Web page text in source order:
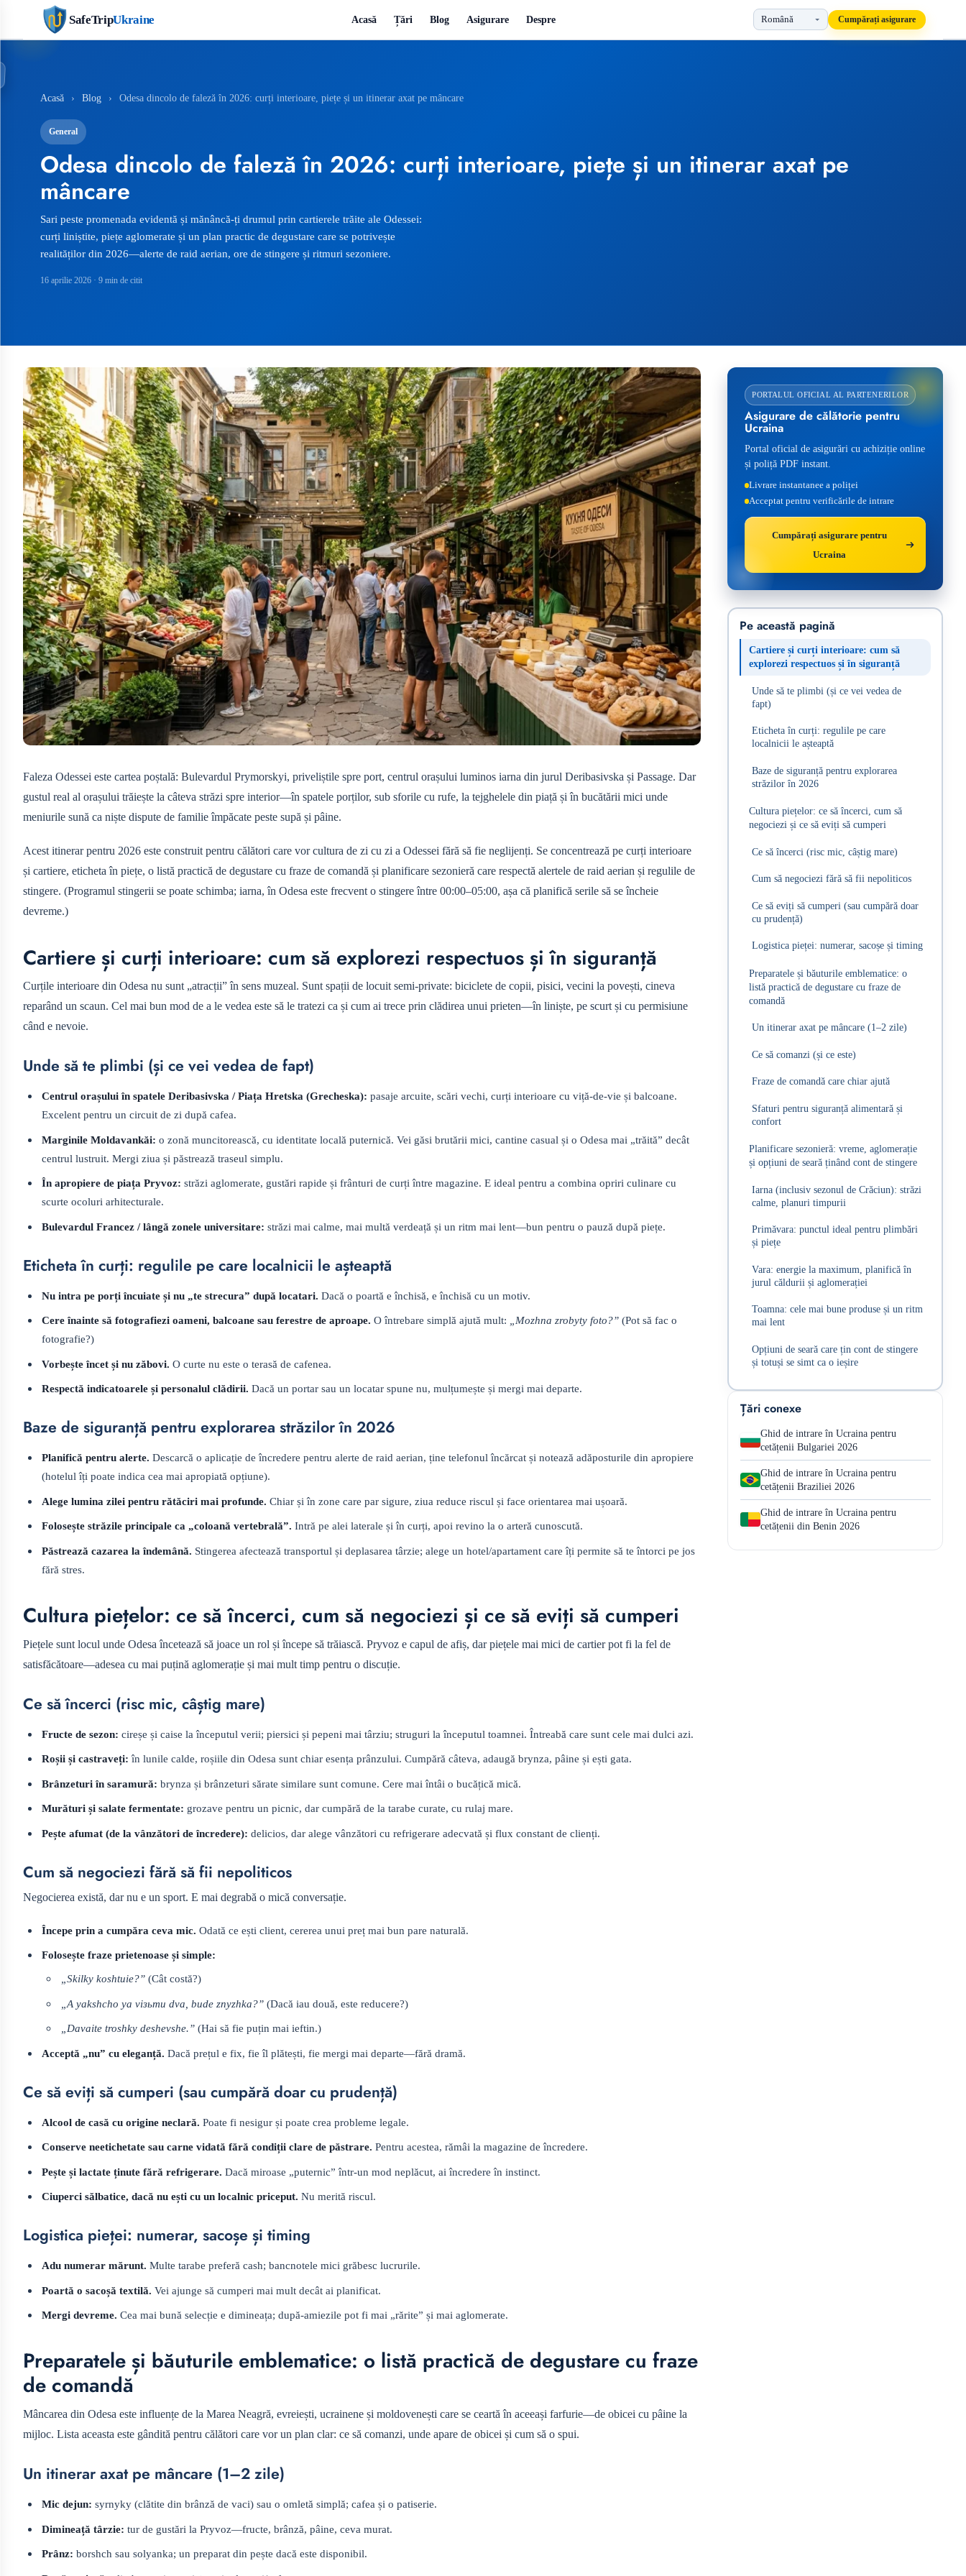
SafeTripUkraine Acasă Țări Blog Asigurare Despre Cumpărați asigurare
Acasă › Blog › Odesa dincolo de faleză în 2026: curți interioare, piețe și un itinerar axat pe mâncare
General
Odesa dincolo de faleză în 2026: curți interioare, piețe și un itinerar axat pe
mâncare
Sari peste promenada evidentă și mănâncă-ți drumul prin cartierele trăite ale Odessei:
curți liniștite, piețe aglomerate și un plan practic de degustare care se potrivește
realităților din 2026—alerte de raid aerian, ore de stingere și ritmuri sezoniere.
16 aprilie 2026 · 9 min de citit
Faleza Odessei este cartea poștală: Bulevardul Prymorskyi, priveliștile spre port, centrul orașului luminos iarna din jurul Deribasivska și Passage. Dar
gustul real al orașului trăiește la câteva străzi spre interior—în spatele porților, sub sforile cu rufe, la tejghelele din piață și în bucătării mici unde
meniurile sună ca niște dispute de familie împăcate peste supă și pâine.
Acest itinerar pentru 2026 este construit pentru călători care vor cultura de zi cu zi a Odessei fără să fie neglijenți. Se concentrează pe curți interioare
și cartiere, eticheta în piețe, o listă practică de degustare cu fraze de comandă și planificare sezonieră care respectă alertele de raid aerian și regulile de
stingere. (Programul stingerii se poate schimba; iarna, în Odesa este frecvent o stingere între 00:00–05:00, așa că planifică serile să se încheie
devreme.)
Cartiere și curți interioare: cum să explorezi respectuos și în siguranță
Curțile interioare din Odesa nu sunt „atracții” în sens muzeal. Sunt spații de locuit semi-private: biciclete de copii, pisici, vecini la povești, cineva
reparând un scaun. Cel mai bun mod de a le vedea este să le tratezi ca și cum ai trece prin clădirea unui prieten—în liniște, pe scurt și cu permisiune
când e nevoie.
Unde să te plimbi (și ce vei vedea de fapt)
Centrul orașului în spatele Deribasivska / Piața Hretska (Grecheska): pasaje arcuite, scări vechi, curți interioare cu viță-de-vie și balcoane.
Excelent pentru un circuit de zi după cafea.
Marginile Moldavankăi: o zonă muncitorească, cu identitate locală puternică. Vei găsi brutării mici, cantine casual și o Odesa mai „trăită” decât
centrul lustruit. Mergi ziua și păstrează traseul simplu.
În apropiere de piața Pryvoz: străzi aglomerate, gustări rapide și frânturi de curți între magazine. E ideal pentru a combina opriri culinare cu
scurte ocoluri arhitecturale.
Bulevardul Francez / lângă zonele universitare: străzi mai calme, mai multă verdeață și un ritm mai lent—bun pentru o pauză după piețe.
Eticheta în curți: regulile pe care localnicii le așteaptă
Nu intra pe porți încuiate și nu „te strecura” după locatari. Dacă o poartă e închisă, e închisă cu un motiv.
Cere înainte să fotografiezi oameni, balcoane sau ferestre de aproape. O întrebare simplă ajută mult: „Mozhna zrobyty foto?” (Pot să fac o
fotografie?)
Vorbește încet și nu zăbovi. O curte nu este o terasă de cafenea.
Respectă indicatoarele și personalul clădirii. Dacă un portar sau un locatar spune nu, mulțumește și mergi mai departe.
Baze de siguranță pentru explorarea străzilor în 2026
Planifică pentru alerte. Descarcă o aplicație de încredere pentru alerte de raid aerian, ține telefonul încărcat și notează adăposturile din apropiere
(hotelul îți poate indica cea mai apropiată opțiune).
Alege lumina zilei pentru rătăciri mai profunde. Chiar și în zone care par sigure, ziua reduce riscul și face orientarea mai ușoară.
Folosește străzile principale ca „coloană vertebrală”. Intră pe alei laterale și în curți, apoi revino la o arteră cunoscută.
Păstrează cazarea la îndemână. Stingerea afectează transportul și deplasarea târzie; alege un hotel/apartament care îți permite să te întorci pe jos
fără stres.
Cultura piețelor: ce să încerci, cum să negociezi și ce să eviți să cumperi
Piețele sunt locul unde Odesa încetează să joace un rol și începe să trăiască. Pryvoz e capul de afiș, dar piețele mai mici de cartier pot fi la fel de
satisfăcătoare—adesea cu mai puțină aglomerație și mai mult timp pentru o discuție.
Ce să încerci (risc mic, câștig mare)
Fructe de sezon: cireșe și caise la începutul verii; piersici și pepeni mai târziu; struguri la începutul toamnei. Întreabă care sunt cele mai dulci azi.
Roșii și castraveți: în lunile calde, roșiile din Odesa sunt chiar esența prânzului. Cumpără câteva, adaugă brynza, pâine și ești gata.
Brânzeturi în saramură: brynza și brânzeturi sărate similare sunt comune. Cere mai întâi o bucățică mică.
Murături și salate fermentate: grozave pentru un picnic, dar cumpără de la tarabe curate, cu rulaj mare.
Pește afumat (de la vânzători de încredere): delicios, dar alege vânzători cu refrigerare adecvată și flux constant de clienți.
Cum să negociezi fără să fii nepoliticos
Negocierea există, dar nu e un sport. E mai degrabă o mică conversație.
Începe prin a cumpăra ceva mic. Odată ce ești client, cererea unui preț mai bun pare naturală.
Folosește fraze prietenoase și simple:
„Skilky koshtuie?”(Cât costă?)
„A yakshcho ya vізьmu dva, bude znyzhka?”(Dacă iau două, este reducere?)
„Davaite troshky deshevshe.”(Hai să fie puțin mai ieftin.)
Acceptă „nu” cu eleganță. Dacă prețul e fix, fie îl plătești, fie mergi mai departe—fără dramă.
Ce să eviți să cumperi (sau cumpără doar cu prudență)
Alcool de casă cu origine neclară. Poate fi nesigur și poate crea probleme legale.
Conserve neetichetate sau carne vidată fără condiții clare de păstrare. Pentru acestea, rămâi la magazine de încredere.
Pește și lactate ținute fără refrigerare. Dacă miroase „puternic” într-un mod neplăcut, ai încredere în instinct.
Ciuperci sălbatice, dacă nu ești cu un localnic priceput. Nu merită riscul.
Logistica pieței: numerar, sacoșe și timing
Adu numerar mărunt. Multe tarabe preferă cash; bancnotele mici grăbesc lucrurile.
Poartă o sacoșă textilă. Vei ajunge să cumperi mai mult decât ai planificat.
Mergi devreme. Cea mai bună selecție e dimineața; după-amiezile pot fi mai „rărite” și mai aglomerate.
Preparatele și băuturile emblematice: o listă practică de degustare cu fraze
de comandă
Mâncarea din Odesa este influențe de la Marea Neagră, evreiești, ucrainene și moldovenești care se ceartă în aceeași farfurie—de obicei cu pâine la
mijloc. Lista aceasta este gândită pentru călători care vor un plan clar: ce să comanzi, unde apare de obicei și cum să o spui.
Un itinerar axat pe mâncare (1–2 zile)
Mic dejun: syrnyky (clătite din brânză de vaci) sau o omletă simplă; cafea și o patiserie.
Dimineață târzie: tur de gustări la Pryvoz—fructe, brânză, pâine, ceva murat.
Prânz: borshch sau solyanka; un preparat din pește dacă este disponibil.
PORTALUL OFICIAL AL PARTENERILOR
Asigurare de călătorie pentru
Ucraina
Portal oficial de asigurări cu achiziție online
și poliță PDF instant.
Livrare instantanee a poliței
Acceptat pentru verificările de intrare
Cumpărați asigurare pentru
Ucraina
Pe această pagină
Cartiere și curți interioare: cum să
explorezi respectuos și în siguranță
Unde să te plimbi (și ce vei vedea de
fapt)
Eticheta în curți: regulile pe care
localnicii le așteaptă
Baze de siguranță pentru explorarea
străzilor în 2026
Cultura piețelor: ce să încerci, cum să
negociezi și ce să eviți să cumperi
Ce să încerci (risc mic, câștig mare)
Cum să negociezi fără să fii nepoliticos
Ce să eviți să cumperi (sau cumpără doar
cu prudență)
Logistica pieței: numerar, sacoșe și timing
Preparatele și băuturile emblematice: o
listă practică de degustare cu fraze de
comandă
Un itinerar axat pe mâncare (1–2 zile)
Ce să comanzi (și ce este)
Fraze de comandă care chiar ajută
Sfaturi pentru siguranță alimentară și
confort
Planificare sezonieră: vreme, aglomerație
și opțiuni de seară ținând cont de stingere
Iarna (inclusiv sezonul de Crăciun): străzi
calme, planuri timpurii
Primăvara: punctul ideal pentru plimbări
și piețe
Vara: energie la maximum, planifică în
jurul căldurii și aglomerației
Toamna: cele mai bune produse și un ritm
mai lent
Opțiuni de seară care țin cont de stingere
și totuși se simt ca o ieșire
Țări conexe
Ghid de intrare în Ucraina pentru
cetățenii Bulgariei 2026
Ghid de intrare în Ucraina pentru
cetățenii Braziliei 2026
Ghid de intrare în Ucraina pentru
cetățenii din Benin 2026